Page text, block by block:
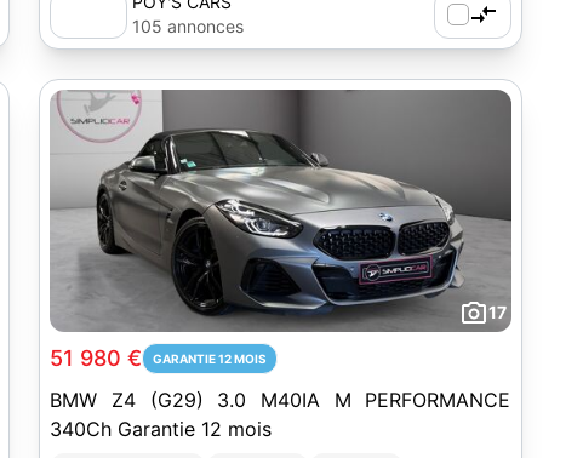
105 annonces
17
51 980 € GARANTIE 12 MOIS
BMW Z4 (G29) 3.0 M40IA M PERFORMANCE
340Ch Garantie 12 mois